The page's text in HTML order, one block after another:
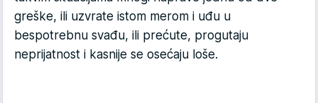
greške, ili uzvrate istom merom i uđu u
bespotrebnu svađu, ili prećute, progutaju
neprijatnost i kasnije se osećaju loše.